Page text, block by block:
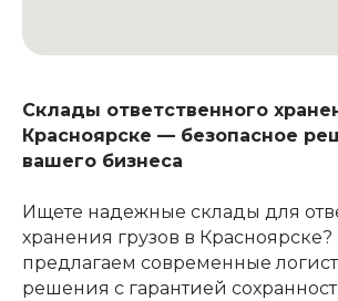
Склады ответственного
Красноярске — безопасное
вашего бизнеса
Ищете надежные склады для
хранения грузов в
предлагаем современные
решения с гарантией